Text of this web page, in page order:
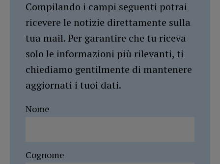
Compilando i campi seguenti potrai
ricevere le notizie direttamente sulla
tua mail. Per garantire che tu riceva
solo le informazioni più rilevanti, ti
chiediamo gentilmente di mantenere
aggiornati i tuoi dati.
Nome
Cognome